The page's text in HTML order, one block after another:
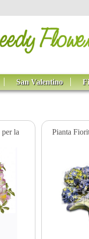
San Valentino
la
Pianta